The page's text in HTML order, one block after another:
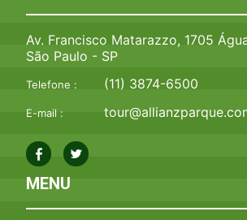
Av. Francisco Matarazzo, 1705
São Paulo - SP
Telefone : (11) 3874-6500
E-mail :
MENU